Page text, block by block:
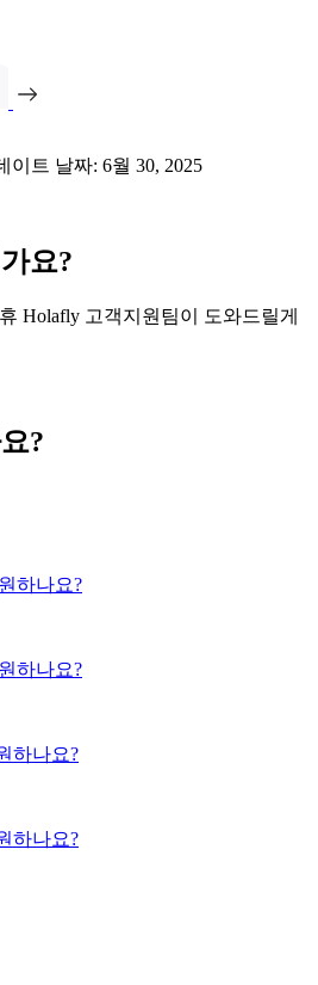
이트 날짜: 6월 30, 2025
요?
Holafly 고객지원팀이 도와드릴게
?
하나요?
하나요?
하나요?
하나요?